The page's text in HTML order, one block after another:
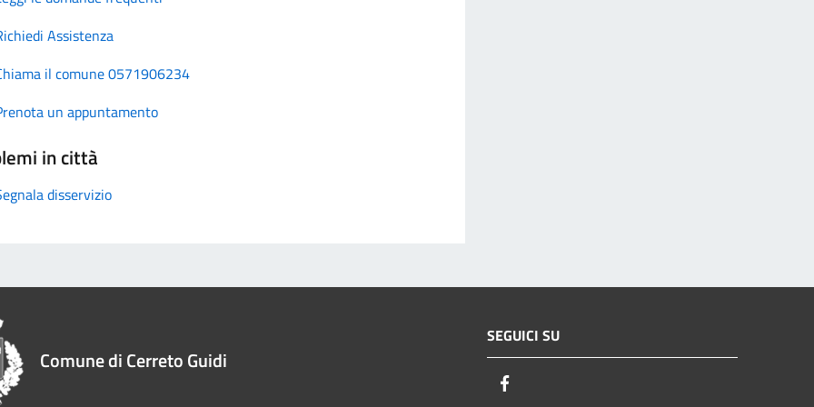
Assistenza
il comune 0571906234
un appuntamento
in città
disservizio
Comune di Cerreto Guidi
SEGUICI SU